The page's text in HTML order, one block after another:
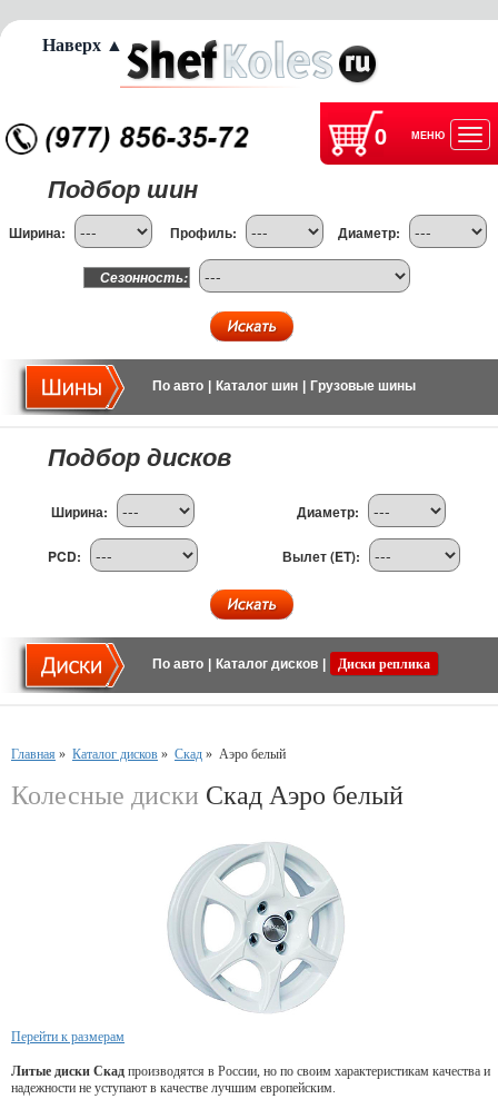
0 МЕНЮ
Подбор шин
Ширина: Профиль: Диаметр:
Сезонность:
По авто Каталог шин Грузовые шины
Подбор дисков
Ширина: Диаметр:
PCD: Вылет (ET):
По авто Каталог дисков Диски реплика
Главная » Каталог дисков » Скад » Аэро белый
Колесные диски Скад Аэро белый
Перейти к размерам
Литые диски Скад производятся в России, но по своим характеристикам качества и
надежности не уступают в качестве лучшим европейским.
Наверх ▲